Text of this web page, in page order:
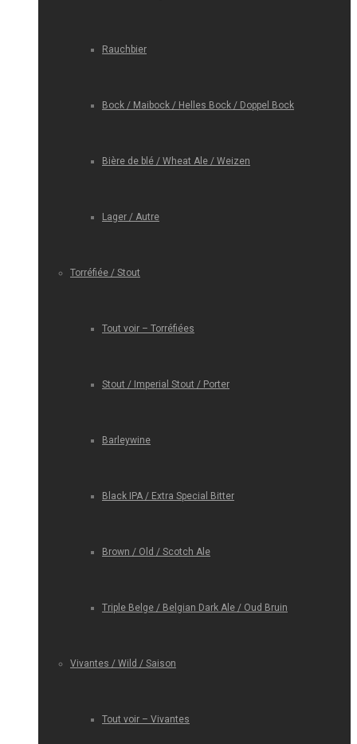
Rauchbier
Bock / Maibock / Helles Bock / Doppel Bock
Bière de blé / Wheat Ale / Weizen
Lager / Autre
Torréfiée / Stout
Tout voir – Torréfiées
Stout / Imperial Stout / Porter
Barleywine
Black IPA / Extra Special Bitter
Brown / Old / Scotch Ale
Triple Belge / Belgian Dark Ale / Oud Bruin
Vivantes / Wild / Saison
Tout voir – Vivantes